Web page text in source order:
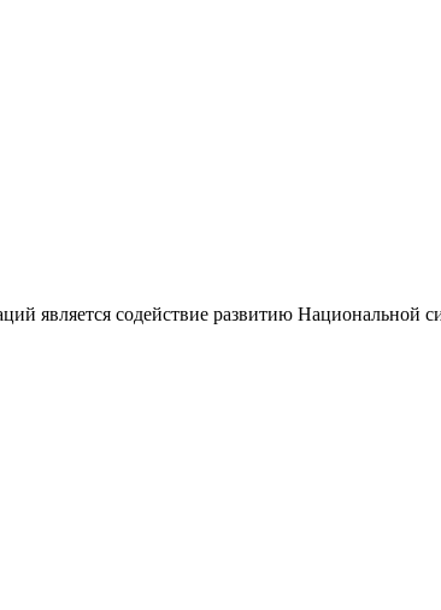
является содействие развитию Национальной